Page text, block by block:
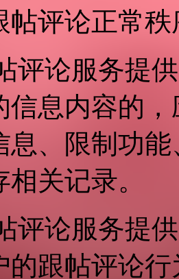
帖评论正常
评论服务提
信息内容的
息、限制功
关记录。
评论服务提
的跟帖评论